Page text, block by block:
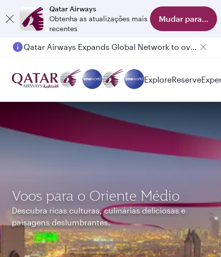
Qatar Airways
Obtenha as atualizações mais
recentes
Mudar para o
Qatar Airways Expands Global Network to over 160 Destinations
ExploreReserve
Voos para o Oriente Médio
Descubra ricas culturas, culinárias deliciosas e
paisagens deslumbrantes.